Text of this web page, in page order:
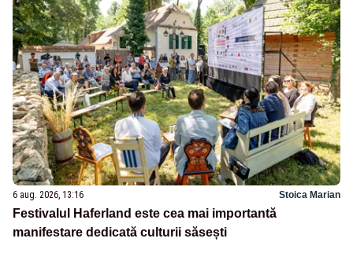
6 aug. 2026, 13:16 Stoica Marian
Festivalul Haferland este cea mai importantă
manifestare dedicată culturii săsești